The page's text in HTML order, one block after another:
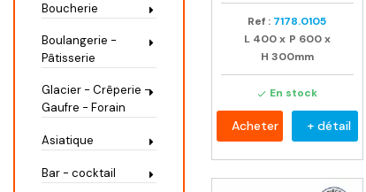
Boucherie
Boulangerie -
Pâtisserie
Glacier - Crêperie -
Gaufre - Forain
Asiatique
Bar - cocktail
Ref : 7178.0105
L 400 x P 600 x
H 300mm
 En stock
Acheter + détail